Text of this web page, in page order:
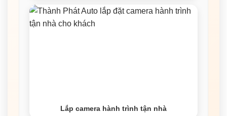
Lắp camera hành trình tận nhà